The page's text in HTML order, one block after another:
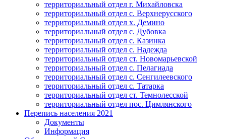
территориальный отдел г. Михайловска
территориальный отдел с. Верхнерусского
территориальный отдел х. Демино
территориальный отдел с. Дубовка
территориальный отдел с. Казинка
территориальный отдел с. Надежда
территориальный отдел ст. Новомарьевской
территориальный отдел с. Пелагиада
территориальный отдел с. Сенгилеевского
территориальный отдел с. Татарка
территориальный отдел ст. Темнолесской
территориальный отдел пос. Цимлянского
Перепись населения 2021
Документы
Информация